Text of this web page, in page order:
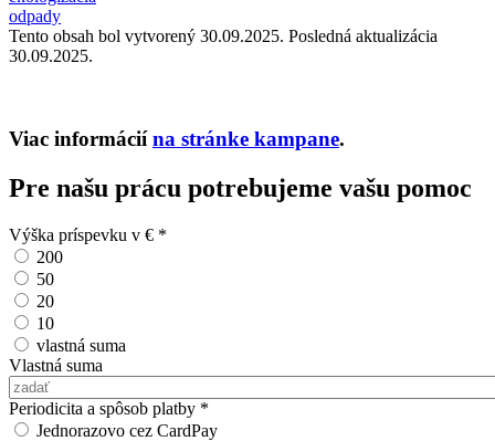
odpady
Tento obsah bol vytvorený 30.09.2025. Posledná aktualizácia
30.09.2025.
Viac informáciína stránke kampane.
Pre našu prácu potrebujeme vašu pomoc
Výška príspevku v € *
200
50
20
10
vlastná suma
Vlastná suma
Periodicita a spôsob platby *
Jednorazovo cez CardPay